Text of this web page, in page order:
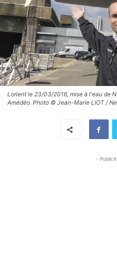
Lorient le 23/03/2016, mise à l'eau de
Amédéo. Photo © Jean-Marie LIOT /
-